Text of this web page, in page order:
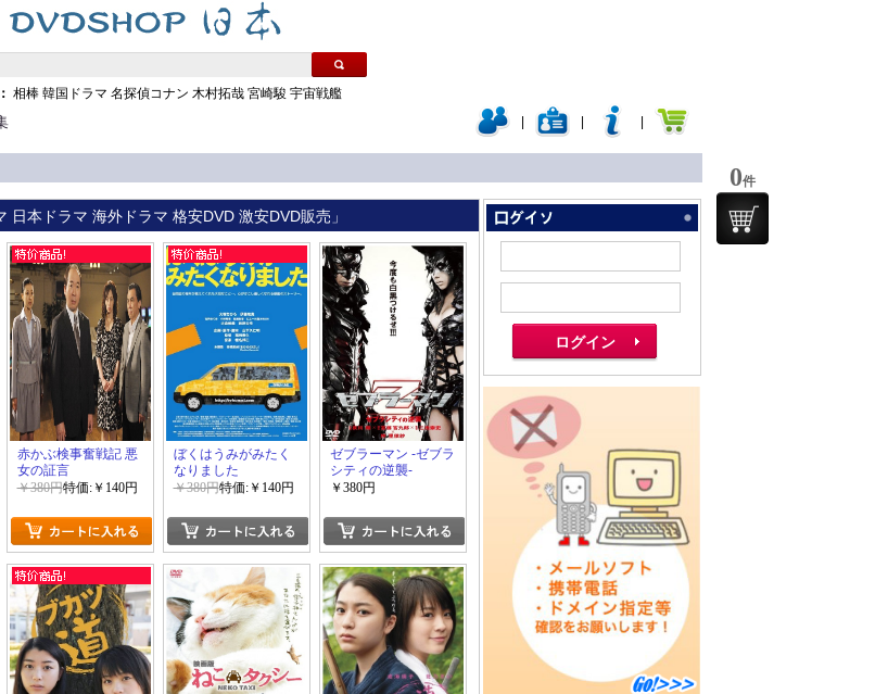
相棒 韓国ドラマ 名探偵コナン 木村拓哉 宮崎駿 宇宙戦艦
日本ドラマ 海外ドラマ 格安DVD 激安DVD販売」
赤かぶ検事奮戦記 悪
女の証言
￥380円特価:￥140円
ぼくはうみがみたく
なりました
￥380円特価:￥140円
ゼブラーマン -ゼブラ
シティの逆襲-
￥380円
0件